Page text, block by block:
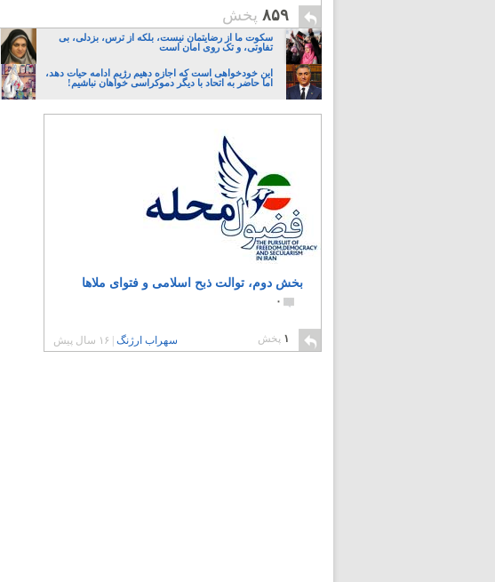
۸۵۹ پخش
سکوت ما از رضایتمان نیست، بلکه از ترس، بزدلی، بی
تفاوتی، و تک روی امان است
این خودخواهی است که اجازه دهیم رژیم ادامه حیات دهد،
اما حاضر به اتحاد با دیگر دموکراسی خواهان نباشیم!
بخش دوم، توالت ذبح اسلامی و فتوای ملاها
۰
۱ پخش سهراب ارژنگ ۱۶ سال پیش